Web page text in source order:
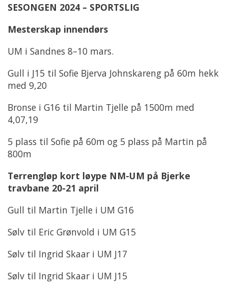
SESONGEN 2024 – SPORTSLIG
Mesterskap innendørs
UM i Sandnes 8–10 mars.
Gull i J15 til Sofie Bjerva Johnskareng på 60m hekk
med 9,20
Bronse i G16 til Martin Tjelle på 1500m med
4,07,19
5 plass til Sofie på 60m og 5 plass på Martin på
800m
Terrengløp kort løype NM-UM på Bjerke
travbane 20-21 april
Gull til Martin Tjelle i UM G16
Sølv til Eric Grønvold i UM G15
Sølv til Ingrid Skaar i UM J17
Sølv til Ingrid Skaar i UM J15